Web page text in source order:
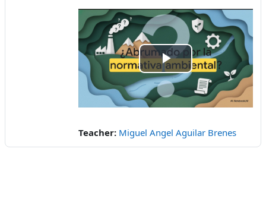
Play
Video
Teacher: Miguel Angel Aguilar Brenes